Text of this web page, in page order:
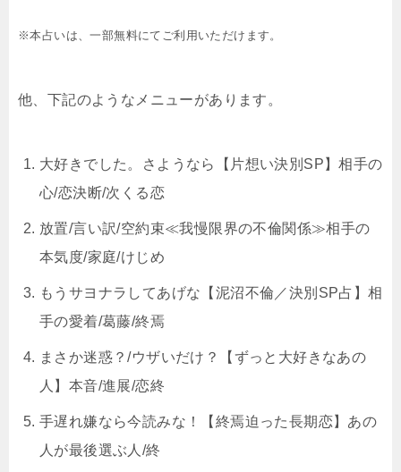
※本占いは、一部無料にてご利用いただけます。
他、下記のようなメニューがあります。
大好きでした。さようなら【片想い決別SP】相手の
心/恋決断/次くる恋
放置/言い訳/空約束≪我慢限界の不倫関係≫相手の
本気度/家庭/けじめ
もうサヨナラしてあげな【泥沼不倫／決別SP占】相
手の愛着/葛藤/終焉
まさか迷惑？/ウザいだけ？【ずっと大好きなあの
人】本音/進展/恋終
手遅れ嫌なら今読みな！【終焉迫った長期恋】あの
人が最後選ぶ人/終